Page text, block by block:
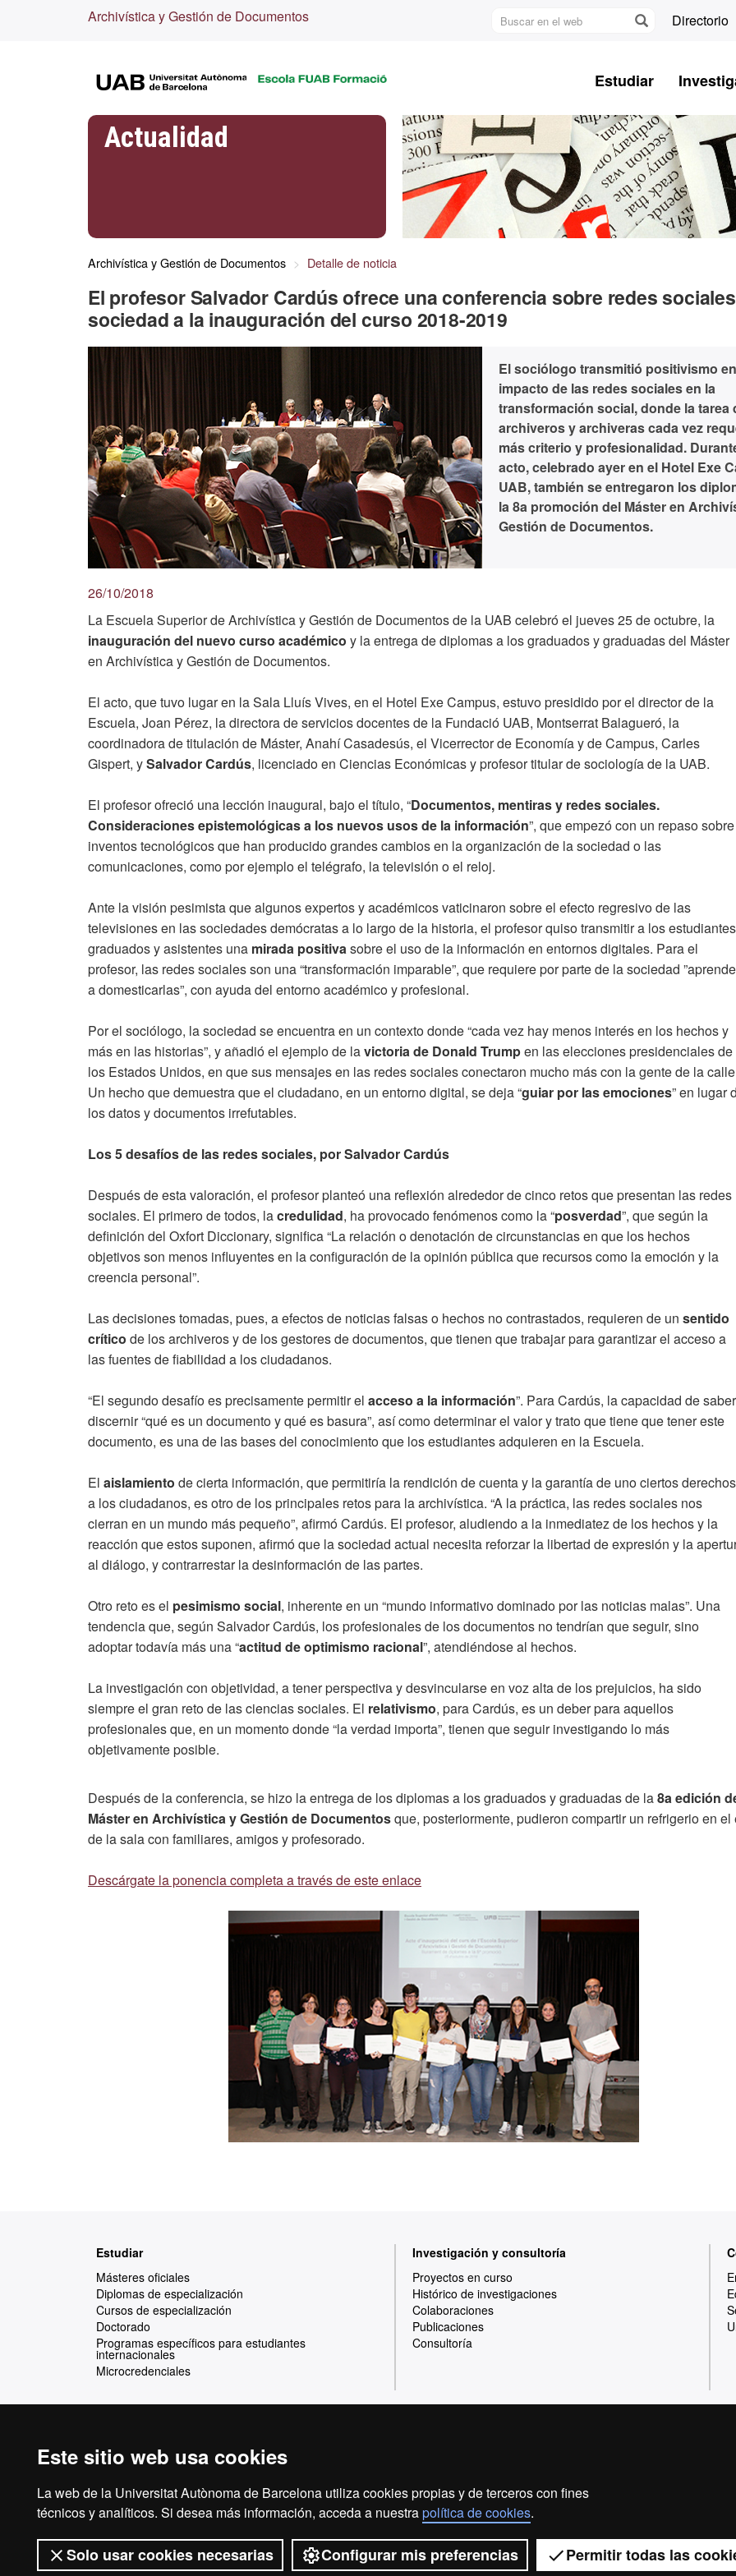
Este sitio web usa cookies
La web de la Universitat Autònoma de Barcelona utiliza cookies propias y de terceros con fines
técnicos y analíticos. Si desea más información, acceda a nuestrapolítica de cookies.
Solo usar cookies necesarias Configurar mis preferencias Permitir todas las
Archivística y Gestión de Documentos
Buscar
Directorio
B
Estudiar
Actualidad
Archivística y Gestión de Documentos Detalle de noticia
El profesor Salvador Cardús ofrece una conferencia sobre redes
sociedad a la inauguración del curso 2018-2019
El sociólogo transmitió positivismo
impacto de las redes sociales en la
transformación social, donde la tarea
archiveros y archiveras cada vez
más criterio y profesionalidad.
acto, celebrado ayer en el Hotel Exe
UAB, también se entregaron los
la 8a promoción del Máster en
Gestión de Documentos.
26/10/2018
La Escuela Superior de Archivística y Gestión de Documentos de la UAB celebró el jueves 25 de octubre, la
inauguración del nuevo curso académico y la entrega de diplomas a los graduados y graduadas del Máster
en Archivística y Gestión de Documentos.
El acto, que tuvo lugar en la Sala Lluís Vives, en el Hotel Exe Campus, estuvo presidido por el director de la
Escuela, Joan Pérez, la directora de servicios docentes de la Fundació UAB, Montserrat Balagueró, la
coordinadora de titulación de Máster, Anahí Casadesús, el Vicerrector de Economía y de Campus, Carles
Gispert, ySalvador Cardús, licenciado en Ciencias Económicas y profesor titular de sociología de la UAB.
El profesor ofreció una lección inaugural, bajo el título, “Documentos, mentiras y redes sociales.
Consideraciones epistemológicas a los nuevos usos de la información”, que empezó con un repaso sobre
inventos tecnológicos que han producido grandes cambios en la organización de la sociedad o las
comunicaciones, como por ejemplo el telégrafo, la televisión o el reloj.
Ante la visión pesimista que algunos expertos y académicos vaticinaron sobre el efecto regresivo de las
televisiones en las sociedades demócratas a lo largo de la historia, el profesor quiso transmitir a los
graduados y asistentes una mirada positivasobre el uso de la información en entornos digitales. Para el
profesor, las redes sociales son una “transformación imparable”, que requiere por parte de la sociedad
a domesticarlas”, con ayuda del entorno académico y profesional.
Por el sociólogo, la sociedad se encuentra en un contexto donde “cada vez hay menos interés en los hechos y
más en las historias”, y añadió el ejemplo de lavictoria de Donald Trumpen las elecciones presidenciales de
los Estados Unidos, en que sus mensajes en las redes sociales conectaron mucho más con la gente de la
Un hecho que demuestra que el ciudadano, en un entorno digital, se deja “guiar por las emociones” en lugar
los datos y documentos irrefutables.
Los 5 desafíos de las redes sociales, por Salvador Cardús
Después de esta valoración, el profesor planteó una reflexión alrededor de cinco retos que presentan las redes
sociales. El primero de todos, lacredulidad, ha provocado fenómenos como la “posverdad”, que según la
definición del Oxfort Diccionary, significa “La relación o denotación de circunstancias en que los hechos
objetivos son menos influyentes en la configuración de la opinión pública que recursos como la emoción y la
creencia personal”.
Las decisiones tomadas, pues, a efectos de noticias falsas o hechos no contrastados, requieren de un sentido
crítico de los archiveros y de los gestores de documentos, que tienen que trabajar para garantizar el acceso a
las fuentes de fiabilidad a los ciudadanos.
“El segundo desafío es precisamente permitir el acceso a la información”. Para Cardús, la capacidad de saber
discernir “qué es un documento y qué es basura”, así como determinar el valor y trato que tiene que tener este
documento, es una de las bases del conocimiento que los estudiantes adquieren en la Escuela.
El aislamiento de cierta información, que permitiría la rendición de cuenta y la garantía de uno ciertos derechos
a los ciudadanos, es otro de los principales retos para la archivística. “A la práctica, las redes sociales nos
cierran en un mundo más pequeño”, afirmó Cardús. El profesor, aludiendo a la inmediatez de los hechos y la
reacción que estos suponen, afirmó que la sociedad actual necesita reforzar la libertad de expresión y la
al diálogo, y contrarrestar la desinformación de las partes.
Otro reto es el pesimismo social, inherente en un “mundo informativo dominado por las noticias malas”. Una
tendencia que, según Salvador Cardús, los profesionales de los documentos no tendrían que seguir, sino
adoptar todavía más una “actitud de optimismo racional”, atendiéndose al hechos.
La investigación con objetividad, a tener perspectiva y desvincularse en voz alta de los prejuicios, ha sido
siempre el gran reto de las ciencias sociales. El relativismo, para Cardús, es un deber para aquellos
profesionales que, en un momento donde “la verdad importa”, tienen que seguir investigando lo más
objetivamente posible.
Después de la conferencia, se hizo la entrega de los diplomas a los graduados y graduadas de la8a edición
Máster en Archivística y Gestión de Documentosque, posteriormente, pudieron compartir un refrigerio en el
de la sala con familiares, amigos y profesorado.
Descárgate la ponencia completa a través de este enlace
Estudiar
Másteres oficiales
Diplomas de especialización
Cursos de especialización
Doctorado
Programas específicos para estudiantes
internacionales
Microcredenciales
Investigación y consultoría
Proyectos en curso
Histórico de investigaciones
Colaboraciones
Publicaciones
Consultoría
Reconocimiento internacional de la excelencia
HR
Somos una universidad líder que imparte una
flexible, adecuada a las necesidades de la sociedad y